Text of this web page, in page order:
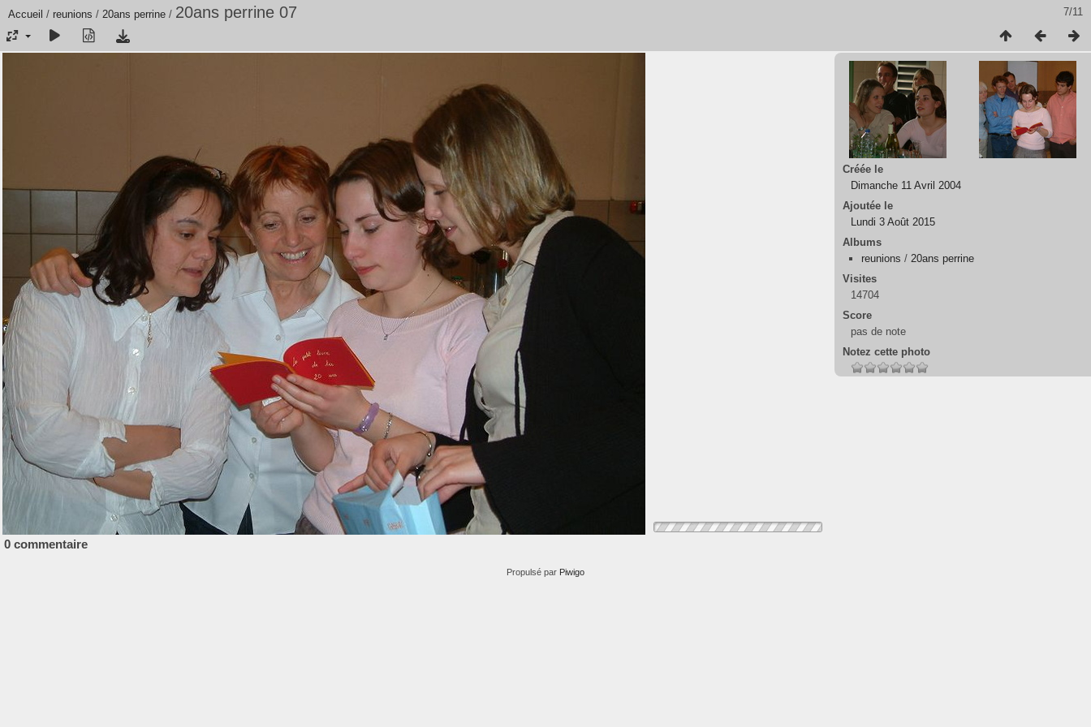
7/11
Accueil / reunions / 20ans perrine / 20ans perrine 07
Créée le
Dimanche 11 Avril 2004
Ajoutée le
Lundi 3 Août 2015
Albums
reunions /20ans perrine
Visites
14704
Score
pas de note
Notez cette photo
0 commentaire
Propulsé par Piwigo